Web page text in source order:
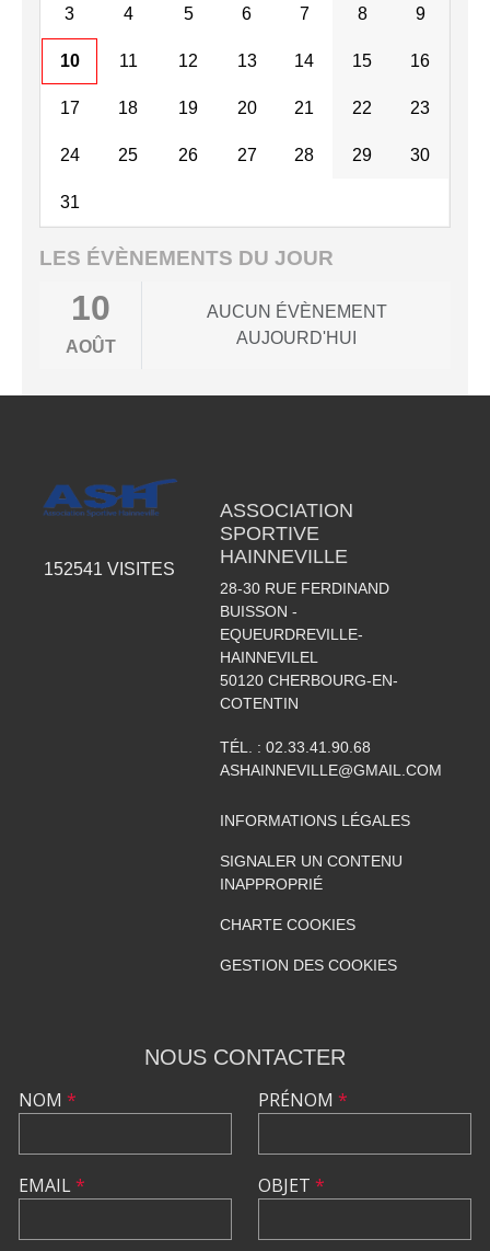
3 4 5 6 7 8 9
10 11 12 13 14 15 16
17 18 19 20 21 22 23
24 25 26 27 28 29 30
31
LES ÉVÈNEMENTS DU JOUR
10
AOÛT
AUCUN ÉVÈNEMENT
AUJOURD'HUI
152541 VISITES
ASSOCIATION
SPORTIVE
HAINNEVILLE
28-30 RUE FERDINAND
BUISSON -
EQUEURDREVILLE-
HAINNEVILEL
50120 CHERBOURG-EN-
COTENTIN
TÉL. : 02.33.41.90.68
ASHAINNEVILLE@GMAIL.COM
INFORMATIONS LÉGALES
SIGNALER UN CONTENU
INAPPROPRIÉ
CHARTE COOKIES
GESTION DES COOKIES
NOUS CONTACTER
NOM *
EMAIL*
PRÉNOM *
OBJET *